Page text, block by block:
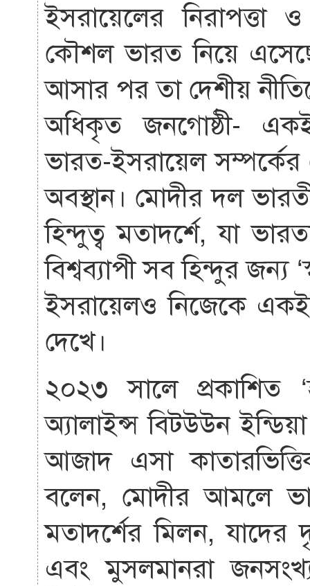
ইসরায়েলের নিরাপত্তা
কৌশল ভারত নিয়ে
আসার পর তা দেশীয়
অধিকৃত জনগোষ্ঠী- একই
ভারত-ইসরায়েল
অবস্থান। মোদীর দল
হিন্দুত্ব মতাদর্শে, যা
বিশ্বব্যাপী সব হিন্দুর জন্য
ইসরায়েলও নিজেকে
দেখে।
২০২৩ সালে প্রকাশিত
অ্যালাইন্স বিটউউন
আজাদ এসা
বলেন, মোদীর আমলে
মতাদর্শের মিলন, যাদের
এবং মুসলমানরা